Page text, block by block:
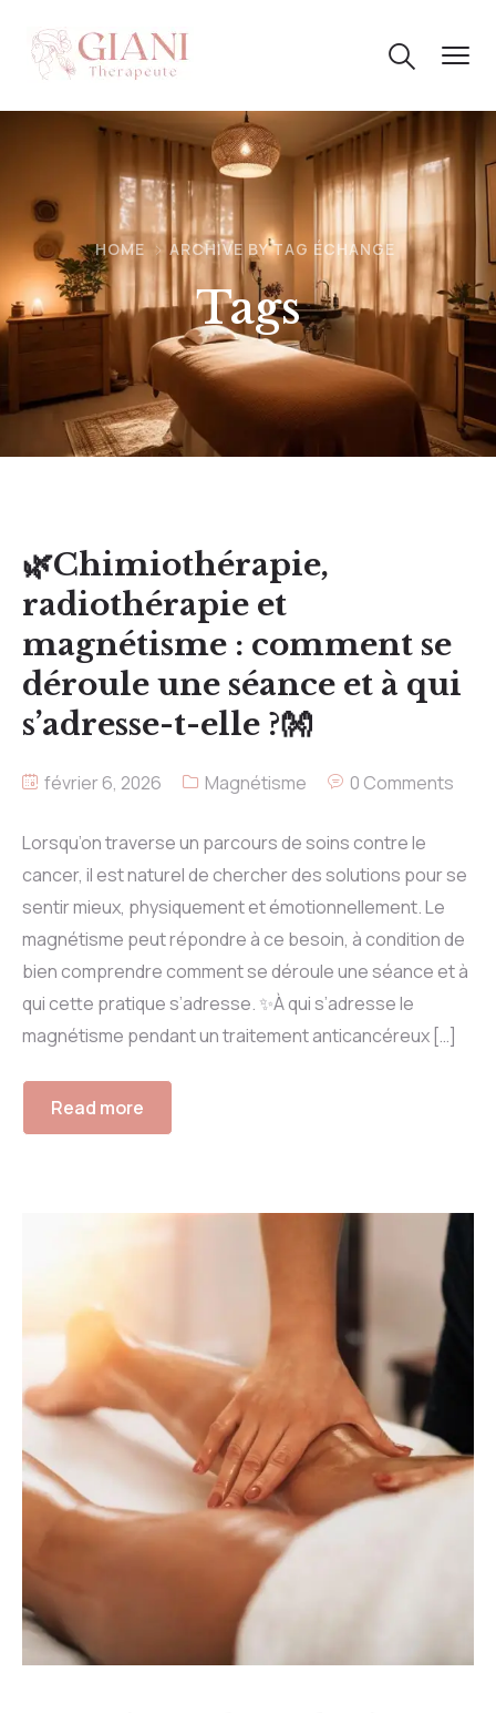
HOME ARCHIVE BY TAG ÉCHANGE
Tags
🌿Chimiothérapie,
radiothérapie et
magnétisme : comment se
déroule une séance et à qui
s’adresse-t-elle ?👐
février 6, 2026 Magnétisme 0 Comments
Lorsqu’on traverse un parcours de soins contre le
cancer, il est naturel de chercher des solutions pour se
sentir mieux, physiquement et émotionnellement. Le
magnétisme peut répondre à ce besoin, à condition de
bien comprendre comment se déroule une séance et à
qui cette pratique s’adresse. ✨À qui s’adresse le
magnétisme pendant un traitement anticancéreux […]
Read more